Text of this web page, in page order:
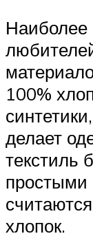
Наиболее
100%
делает
текстиль
простыми
хлопок.